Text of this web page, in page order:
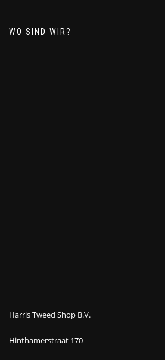
WO SIND WIR?
Harris Tweed Shop B.V.
Hinthamerstraat 170